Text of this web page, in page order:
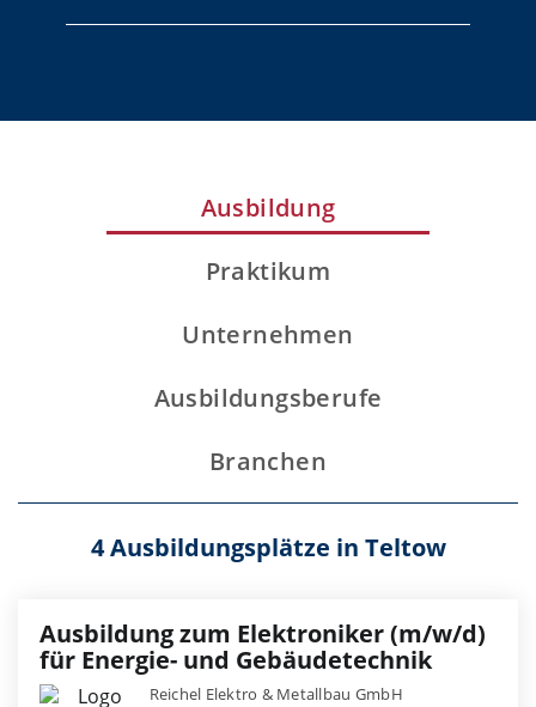
Ausbildung
Praktikum
Unternehmen
Ausbildungsberufe
Branchen
4 Ausbildungsplätze in Teltow
Ausbildung zum Elektroniker (m/w/d)
für Energie- und Gebäudetechnik
Reichel Elektro & Metallbau GmbH